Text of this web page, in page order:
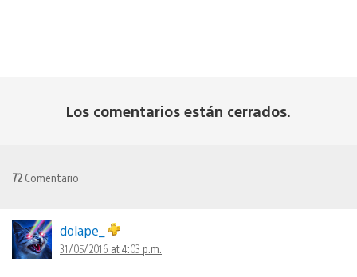
Los comentarios están cerrados.
72 Comentario
dolape_
31/05/2016 at 4:03 p.m.